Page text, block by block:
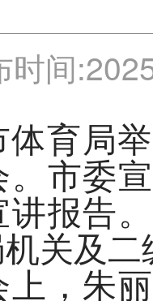
时间:
体育局
。市委
讲报告
关及
朱丽